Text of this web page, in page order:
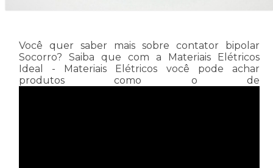
Você quer saber mais sobre contator bipolar
Socorro? Saiba que com a Materiais Elétricos
Ideal - Materiais Elétricos você pode achar
produtos como o de